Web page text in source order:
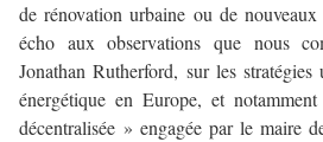
de rénovation urbaine ou de
écho aux observations que nous
Jonathan Rutherford, sur les
énergétique en Europe, et
décentralisée » engagée par le maire